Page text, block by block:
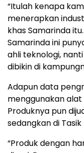
“Itulah kenapa
menerapkan
khas Samarinda
Samarinda ini
ahli teknologi,
dibikin di
Adapun data
menggunakan
Produknya pun
sedangkan di
“Produk dengan